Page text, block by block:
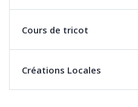
Cours de tricot
Créations Locales